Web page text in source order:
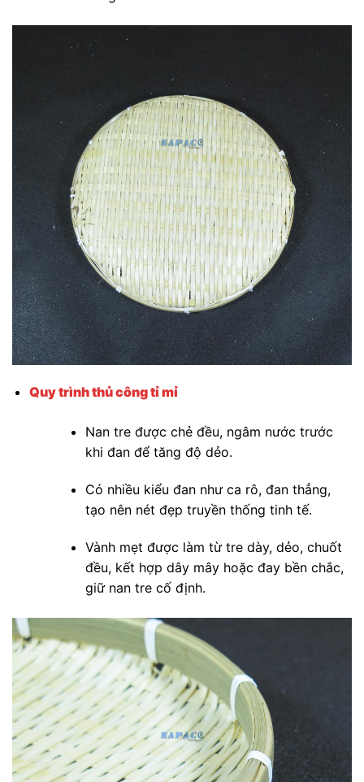
Quy trình thủ công tỉ mỉ
Nan tre được chẻ đều, ngâm nước trước
khi đan để tăng độ dẻo.
Có nhiều kiểu đan như ca rô, đan thẳng,
tạo nên nét đẹp truyền thống tinh tế.
Vành mẹt được làm từ tre dày, dẻo, chuốt
đều, kết hợp dây mây hoặc đay bền chắc,
giữ nan tre cố định.